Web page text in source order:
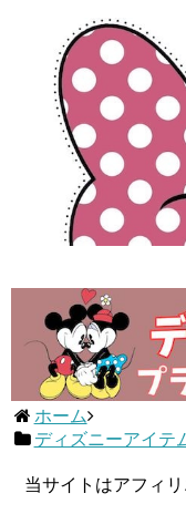
ホーム
ディズニーアイテ
当サイトはアフィ